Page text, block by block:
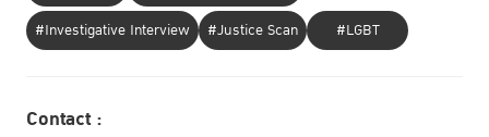
ต่อมาจึงเป็นเทศกาลที่ทั่วโลกได้เข้าร่วมเฉลิมฉลองความภาคภูมิใจในความเป็น
LGBTQ+ มีการรณรงค์สร้างความตระหนักรู้และเดินขบวนพาเหรด โดยมีธงสี
#Investigative Interview
#Justice Scan #LGBT
Contact :